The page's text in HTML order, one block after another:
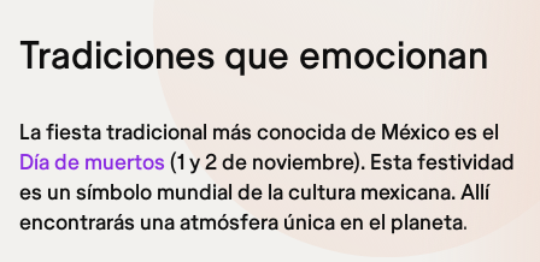
Tradiciones que emocionan
La fiesta tradicional más conocida de México es el
Día de muertos (1 y 2 de noviembre). Esta festividad
es un símbolo mundial de la cultura mexicana. Allí
encontrarás una atmósfera única en el planeta.